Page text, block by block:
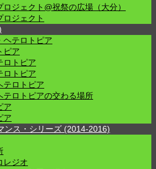
ジェクト@祝祭の広場（大分）
ロジェクト
ヘテロトピア
ピア
ロトピア
ロトピア
テロトピア
ロトピアの交わる場所
ア
ア
ンス・シリーズ (2014-2016)
レジオ